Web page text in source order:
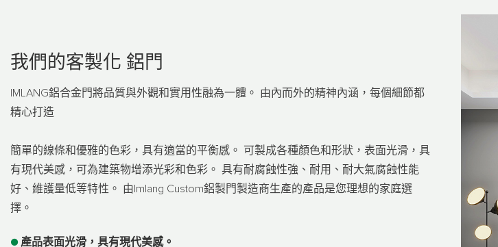
我們的客製化 鋁門
IMLANG鋁合金門將品質與外觀和實用性融為一體。 由內而外的精神內涵，每個細節都
精心打造
簡單的線條和優雅的色彩，具有適當的平衡感。 可製成各種顏色和形狀，表面光滑，具
有現代美感，可為建築物增添光彩和色彩。 具有耐腐蝕性強、耐用、耐大氣腐蝕性能
好、維護量低等特性。 由Imlang Custom鋁製門製造商生產的產品是您理想的家庭選
擇。
● 產品表面光滑，具有現代美感。